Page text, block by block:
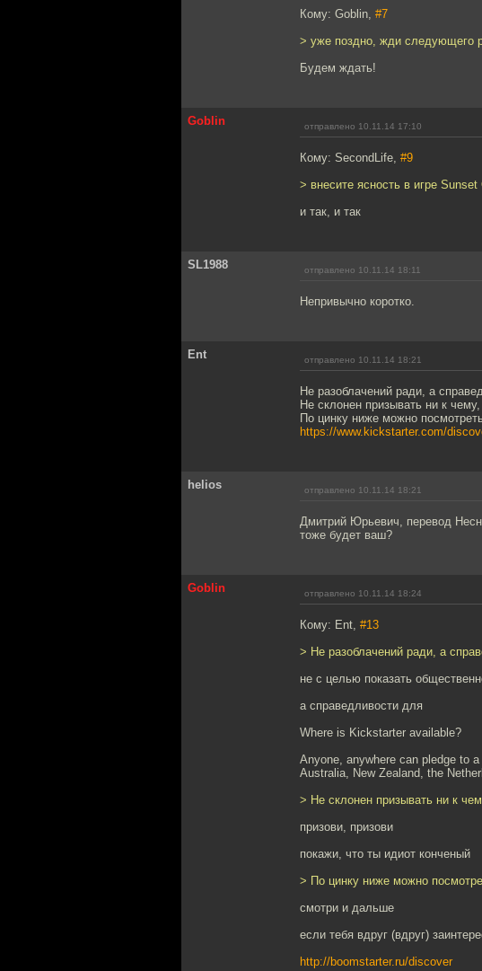
Кому: Goblin, #7
> уже поздно, жди следующего
Будем ждать!
Goblin отправлено 10.11.14 17:10
Кому: SecondLife, #9
> внесите ясность в игре
и так, и так
SL1988 отправлено 10.11.14 18:11
Непривычно коротко.
Ent отправлено 10.11.14 18:21
Не разоблачений ради, а
Не склонен призывать ни к
По цинку ниже можно
https://www.kickstarter.com/
helios отправлено 10.11.14 18:21
Дмитрий Юрьевич, перевод
тоже будет ваш?
Goblin отправлено 10.11.14 18:24
Кому: Ent, #13
> Не разоблачений ради, а
не с целью показать
а справедливости для
Where is Kickstarter available?
Anyone, anywhere can pledge to
Australia, New Zealand, the
> Не склонен призывать ни к
призови, призови
покажи, что ты идиот конченый
> По цинку ниже можно
смотри и дальше
если тебя вдруг (вдруг)
http://boomstarter.ru/discover